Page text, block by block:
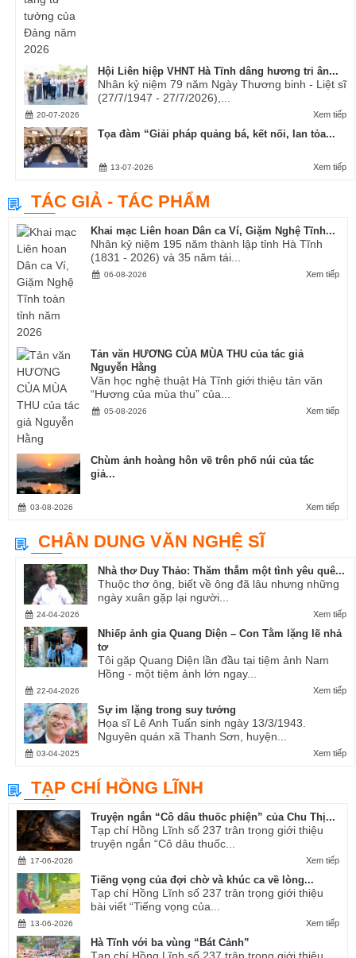
Hội Liên hiệp VHNT Hà Tĩnh dâng hương tri ân...
Nhân kỷ niệm 79 năm Ngày Thương binh - Liệt sĩ
(27/7/1947 - 27/7/2026),...
Xem tiếp
20-07-2026
Tọa đàm “Giải pháp quảng bá, kết nối, lan tỏa...
Xem tiếp
13-07-2026
TÁC GIẢ - TÁC PHẨM
Khai mạc Liên hoan Dân ca Ví, Giặm Nghệ Tĩnh...
Nhân kỷ niệm 195 năm thành lập tỉnh Hà Tĩnh
(1831 - 2026) và 35 năm tái...
Xem tiếp
06-08-2026
Tản văn HƯƠNG CỦA MÙA THU của tác giả
Nguyễn Hằng
Văn học nghệ thuật Hà Tĩnh giới thiệu tản văn
“Hương của mùa thu” của...
Xem tiếp
05-08-2026
Chùm ảnh hoàng hôn về trên phố núi của tác
giả...
Xem tiếp
03-08-2026
CHÂN DUNG VĂN NGHỆ SĨ
Nhà thơ Duy Thảo: Thăm thẳm một tình yêu quê...
Thuộc thơ ông, biết về ông đã lâu nhưng những
ngày xuân gặp lại người...
Xem tiếp
24-04-2026
Nhiếp ảnh gia Quang Diện – Con Tằm lặng lẽ nhả
tơ
Tôi gặp Quang Diện lần đầu tại tiệm ảnh Nam
Hồng - một tiệm ảnh lớn ngay...
Xem tiếp
22-04-2026
Sự im lặng trong suy tưởng
Họa sĩ Lê Anh Tuấn sinh ngày 13/3/1943.
Nguyên quán xã Thanh Sơn, huyện...
Xem tiếp
03-04-2025
TẠP CHÍ HỒNG LĨNH
Truyện ngắn “Cô dâu thuốc phiện” của Chu Thị...
Tạp chí Hồng Lĩnh số 237 trân trọng giới thiệu
truyện ngắn “Cô dâu thuốc...
Xem tiếp
17-06-2026
Tiếng vọng của đợi chờ và khúc ca về lòng...
Tạp chí Hồng Lĩnh số 237 trân trọng giới thiệu
bài viết “Tiếng vọng của...
Xem tiếp
13-06-2026
Hà Tĩnh với ba vùng “Bát Cảnh”